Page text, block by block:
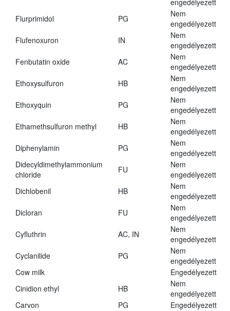
engedélyezett
Flurprimidol
PG
Nem
engedélyezett
Flufenoxuron
IN
Nem
engedélyezett
Fenbutatin oxide
AC
Nem
engedélyezett
Ethoxysulfuron
HB
Nem
engedélyezett
Ethoxyquin
PG
Nem
engedélyezett
Ethamethsulfuron methyl
HB
Nem
engedélyezett
Diphenylamin
PG
Nem
engedélyezett
Didecyldimethylammonium
chloride
FU
Nem
engedélyezett
Dichlobenil
HB
Nem
engedélyezett
Dicloran
FU
Nem
engedélyezett
Cyfluthrin
AC, IN
Nem
engedélyezett
Cyclanilide
PG
Nem
engedélyezett
Cow milk
Engedélyezett
Cinidion ethyl
HB
Nem
engedélyezett
Carvon
PG Engedélyezett